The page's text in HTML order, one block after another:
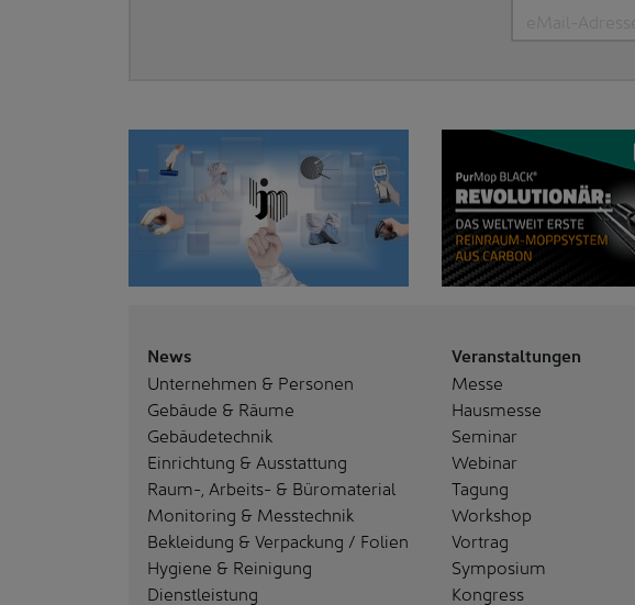
News
Unternehmen & Personen
Gebäude & Räume
Gebäudetechnik
Einrichtung & Ausstattung
Raum-, Arbeits- & Büromaterial
Monitoring & Messtechnik
Bekleidung & Verpackung / Folien
Hygiene & Reinigung
Dienstleistung
Veranstaltungen
Messe
Hausmesse
Seminar
Webinar
Tagung
Workshop
Vortrag
Symposium
Kongress